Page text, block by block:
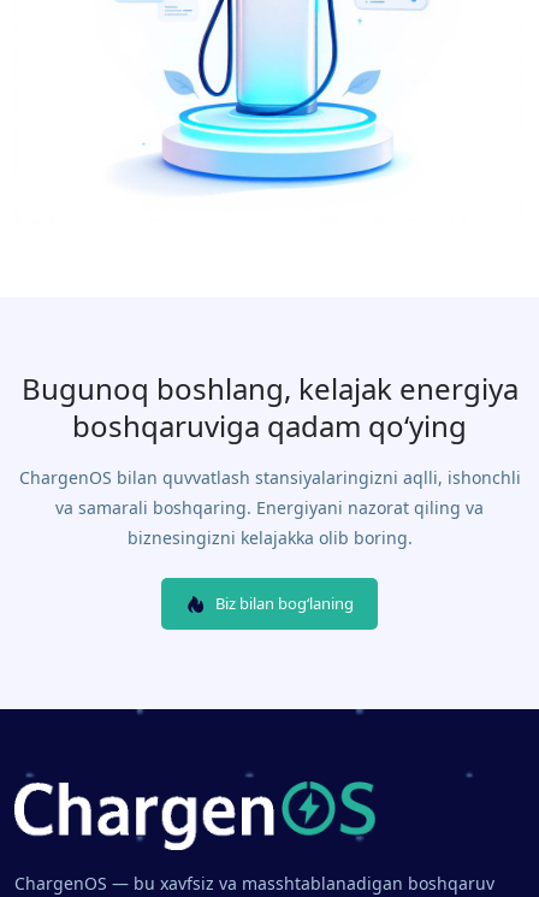
Bugunoq boshlang, kelajak energiya
boshqaruviga qadam qo‘ying
ChargenOS bilan quvvatlash stansiyalaringizni aqlli, ishonchli
va samarali boshqaring. Energiyani nazorat qiling va
biznesingizni kelajakka olib boring.
Biz bilan bog‘laning
ChargenOS — bu xavfsiz va masshtablanadigan boshqaruv